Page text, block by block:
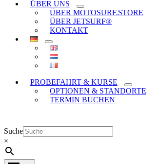
ÜBER UNS
ÜBER MOTOSURF.STORE
ÜBER JETSURF®
KONTAKT
PROBEFAHRT & KURSE
OPTIONEN & STANDORTE
TERMIN BUCHEN
Suche
×